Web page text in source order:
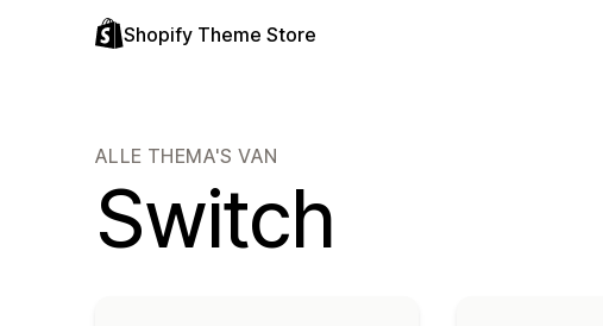
Shopify Theme Store
ALLE THEMA'S VAN
Switch